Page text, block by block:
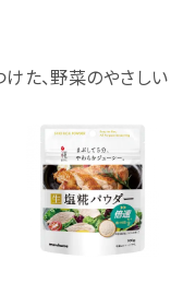
た、野菜のやさしい